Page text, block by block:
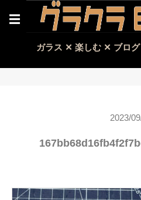
☰
ガラス ✕ 楽しむ ✕ ブログ
2023/